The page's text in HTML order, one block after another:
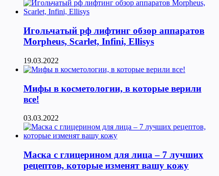
Игольчатый рф лифтинг обзор аппаратов
Morpheus, Scarlet, Infini, Ellisys
19.03.2022
Мифы в косметологии, в которые верили
все!
03.03.2022
Маска с глицерином для лица – 7 лучших
рецептов, которые изменят вашу кожу